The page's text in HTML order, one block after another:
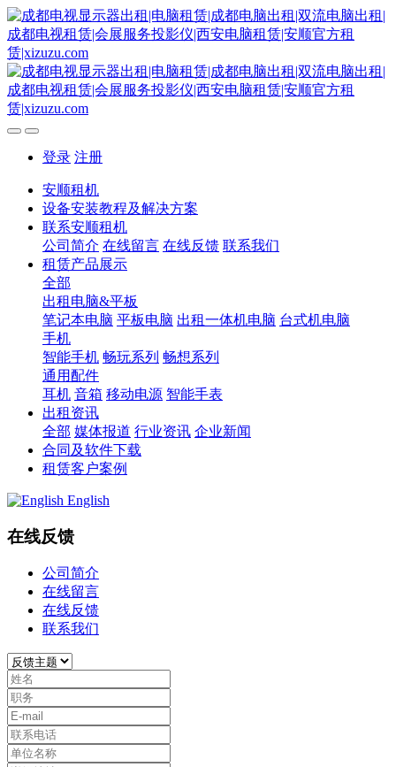
登录 注册
安顺租机
设备安装教程及解决方案
联系安顺租机
公司简介 在线留言 在线反馈 联系我们
租赁产品展示
全部
出租电脑&平板
笔记本电脑 平板电脑 出租一体机电脑 台式机电脑
手机
智能手机 畅玩系列 畅想系列
通用配件
耳机 音箱 移动电源 智能手表
出租资讯
全部 媒体报道 行业资讯 企业新闻
合同及软件下载
租赁客户案例
English
在线反馈
公司简介
在线留言
在线反馈
联系我们